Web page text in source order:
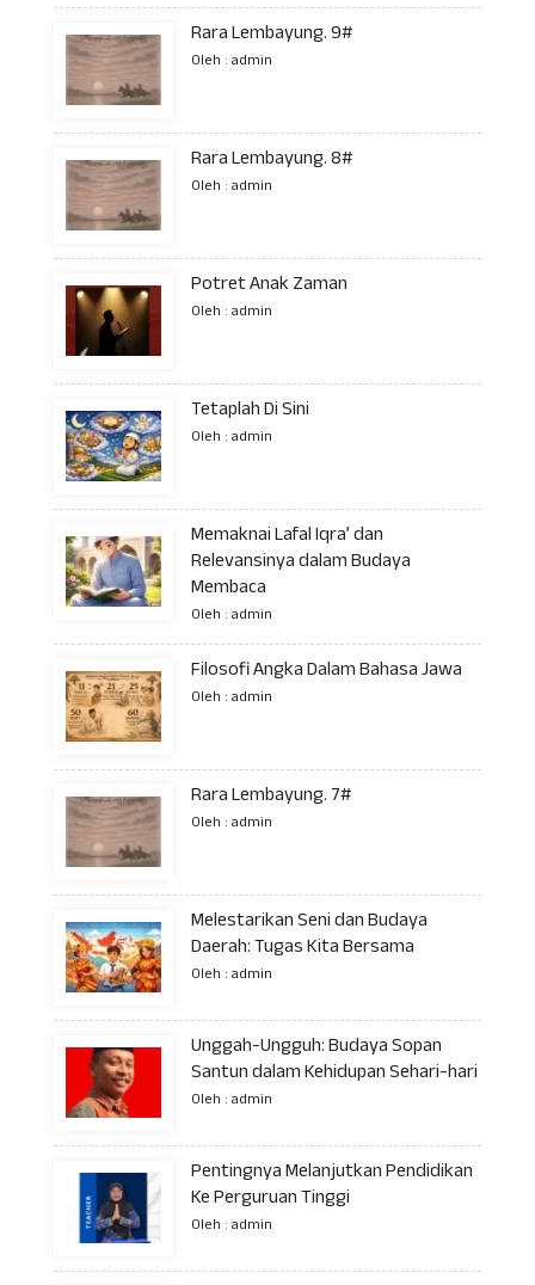
Rara Lembayung. 9#
Oleh : admin
Rara Lembayung. 8#
Oleh : admin
Potret Anak Zaman
Oleh : admin
Tetaplah Di Sini
Oleh : admin
Memaknai Lafal Iqra’ dan
Relevansinya dalam Budaya
Membaca
Oleh : admin
Filosofi Angka Dalam Bahasa Jawa
Oleh : admin
Rara Lembayung. 7#
Oleh : admin
Melestarikan Seni dan Budaya
Daerah: Tugas Kita Bersama
Oleh : admin
Unggah-Ungguh: Budaya Sopan
Santun dalam Kehidupan Sehari-hari
Oleh : admin
Pentingnya Melanjutkan Pendidikan
Ke Perguruan Tinggi
Oleh : admin